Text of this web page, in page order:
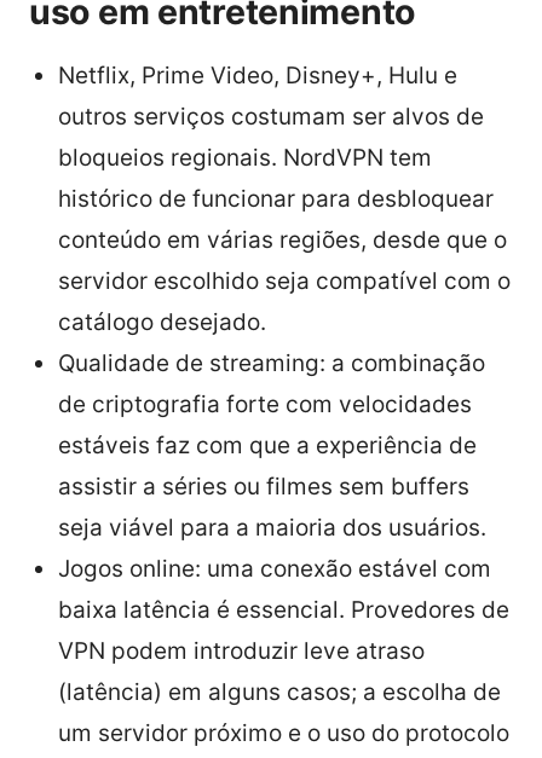
uso em entretenimento
Netflix, Prime Video, Disney+, Hulu e
outros serviços costumam ser alvos de
bloqueios regionais. NordVPN tem
histórico de funcionar para desbloquear
conteúdo em várias regiões, desde que o
servidor escolhido seja compatível com o
catálogo desejado.
Qualidade de streaming: a combinação
de criptografia forte com velocidades
estáveis faz com que a experiência de
assistir a séries ou filmes sem buffers
seja viável para a maioria dos usuários.
Jogos online: uma conexão estável com
baixa latência é essencial. Provedores de
VPN podem introduzir leve atraso
(latência) em alguns casos; a escolha de
um servidor próximo e o uso do protocolo